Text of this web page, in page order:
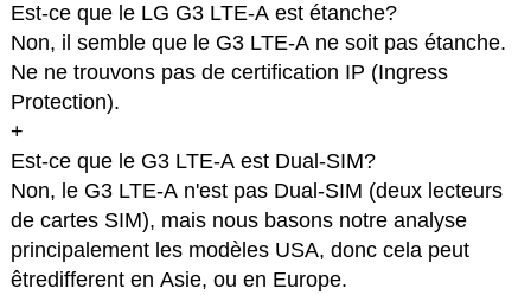
Est-ce que le LG G3 LTE-A est étanche?
Non, il semble que le G3 LTE-A ne soit pas étanche.
Ne ne trouvons pas de certification IP (Ingress
Protection).
+
Est-ce que le G3 LTE-A est Dual-SIM?
Non, le G3 LTE-A n'est pas Dual-SIM (deux lecteurs
de cartes SIM), mais nous basons notre analyse
principalement les modèles USA, donc cela peut
êtredifferent en Asie, ou en Europe.